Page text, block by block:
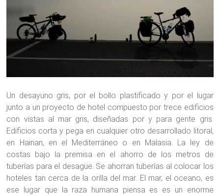
Un desayuno gris, por el bollo plastificado y por el lugar
junto a un proyecto de hotel compuesto por trece edificios
con vistas al mar gris, diseñadas por y para gente gris.
Edificios corta y pega en cualquier otro desarrollado litoral,
en Hainan, en el Mediterráneo o en Malasia. La ley de
costas bajo la premisa en el ahorro de los metros de
tuberías para el desagüe. Se ahorran tuberías al colocar los
hoteles tan cerca de la orilla del mar. El mar, el oceano, es
ese lugar que la raza humana piensa es es un enorme